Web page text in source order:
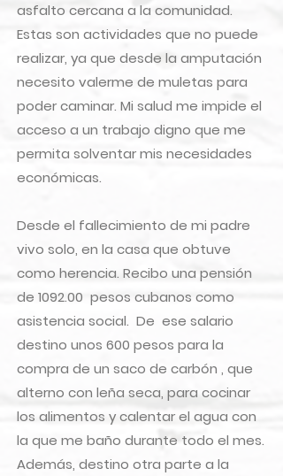
asfalto cercana a la comunidad.
Estas son actividades que no puede
realizar, ya que desde la amputación
necesito valerme de muletas para
poder caminar. Mi salud me impide el
acceso a un trabajo digno que me
permita solventar mis necesidades
económicas.
Desde el fallecimiento de mi padre
vivo solo, en la casa que obtuve
como herencia. Recibo una pensión
de 1092.00 pesos cubanos como
asistencia social. De ese salario
destino unos 600 pesos para la
compra de un saco de carbón , que
alterno con leña seca, para cocinar
los alimentos y calentar el agua con
la que me baño durante todo el mes.
Además, destino otra parte a la